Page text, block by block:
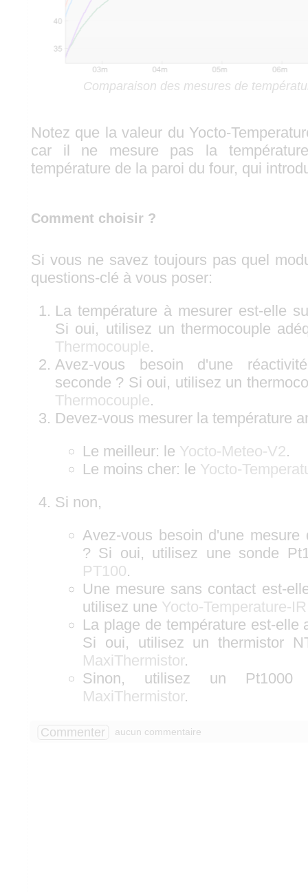
Comparaison des mesures de
Notez que la valeur du Yocto-
car il ne mesure pas la
température de la paroi du four, qui
Comment choisir ?
Si vous ne savez toujours pas quel
questions-clé à vous poser:
La température à mesurer est-elle
Si oui, utilisez un thermocouple
Thermocouple.
Avez-vous besoin d'une
seconde ? Si oui, utilisez un
Thermocouple.
Devez-vous mesurer la température
Le meilleur: le Yocto-Meteo-V2.
Le moins cher: le Yocto-
Si non,
Avez-vous besoin d'une mesure
? Si oui, utilisez une sonde
PT100.
Une mesure sans contact est-
utilisez une Yocto-Temperature-IR
La plage de température est-elle
Si oui, utilisez un thermistor
MaxiThermistor.
Sinon, utilisez un
MaxiThermistor.
Commenter aucun commentaire